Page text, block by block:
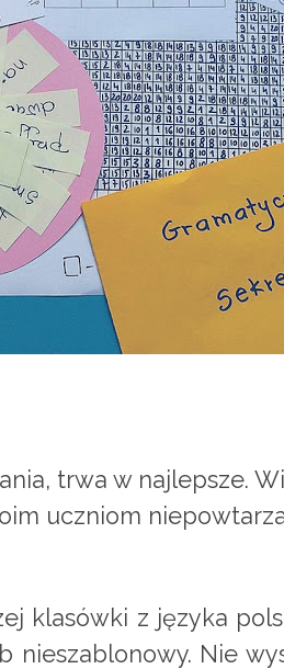
trwa w najlepsze.
uczniom
klasówki z języka
Nie